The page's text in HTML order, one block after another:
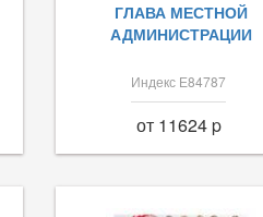
ГЛАВА МЕСТНОЙ
АДМИНИСТРАЦИИ
Индекс Е84787
от 11624 p